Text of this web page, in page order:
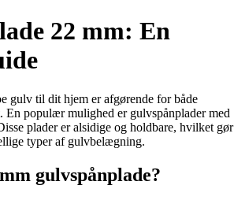
22 mm: En
gulv til dit hjem er afgørende for både
populær mulighed er gulvspånplader med
plader er alsidige og holdbare, hvilket gør
typer af gulvbelægning.
gulvspånplade?